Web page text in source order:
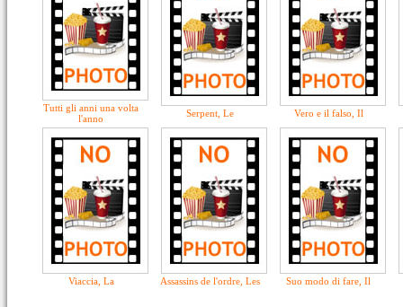
Tutti gli anni una volta
l'anno
Serpent, Le Vero e il falso, Il
Viaccia, La Assassins de l'ordre, Les Suo modo di fare, Il